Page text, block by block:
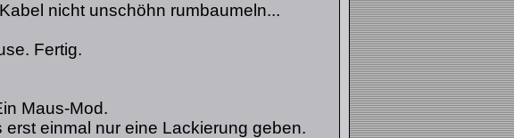
nicht unschöhn rumbaumeln...
Fertig.
Maus-Mod.
einmal nur eine Lackierung geben.